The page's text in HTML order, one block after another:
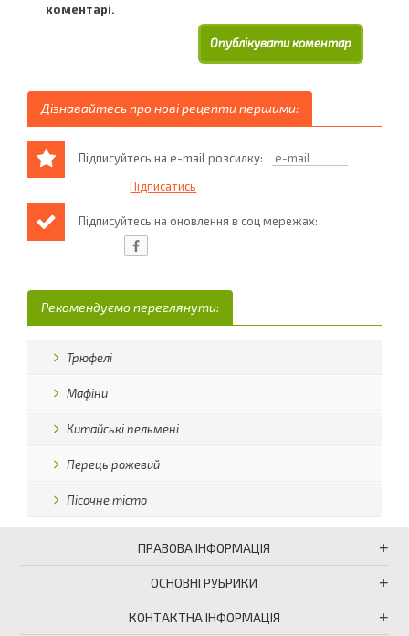
коментарі.
Дізнавайтесь про нові рецепти першими:
Підписуйтесь на e-mail розсилку:
Підписуйтесь на оновлення в соц мережах:
Рекомендуємо переглянути:
Трюфелі
Мафіни
Китайські пельмені
Перець рожевий
Пісочне тісто
ПРАВОВА ІНФОРМАЦІЯ
ОСНОВНІ РУБРИКИ
КОНТАКТНА ІНФОРМАЦІЯ